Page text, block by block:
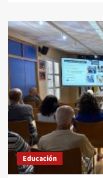
La
Junta
finaliza
nuevos
espacios
educativos
en
el
CEIP
Virgen
de
las
Angustias
Educación